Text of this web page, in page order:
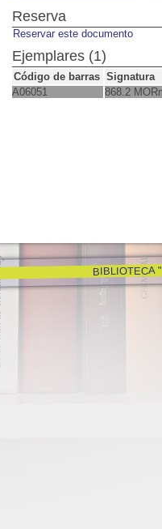
Reserva
Reservar este documento
Ejemplares (1)
Código de barras Signatura
A06051
868.2
BIBLIOTECA